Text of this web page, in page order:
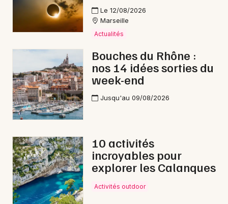
Le 12/08/2026
Marseille
Actualités
Bouches du Rhône :
nos 14 idées sorties du
week-end
Jusqu'au 09/08/2026
10 activités
incroyables pour
explorer les Calanques
Activités outdoor